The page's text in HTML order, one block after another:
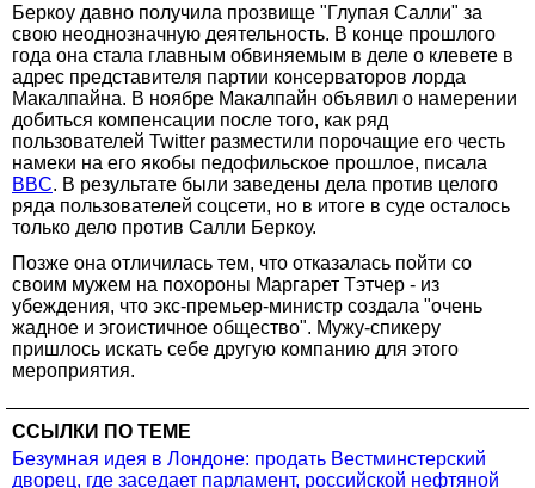
Беркоу давно получила прозвище "Глупая Салли" за
свою неоднозначную деятельность. В конце прошлого
года она стала главным обвиняемым в деле о клевете в
адрес представителя партии консерваторов лорда
Макалпайна. В ноябре Макалпайн объявил о намерении
добиться компенсации после того, как ряд
пользователей Twitter разместили порочащие его честь
намеки на его якобы педофильское прошлое, писала
BBC. В результате были заведены дела против целого
ряда пользователей соцсети, но в итоге в суде осталось
только дело против Салли Беркоу.
Позже она отличилась тем, что отказалась пойти со
своим мужем на похороны Маргарет Тэтчер - из
убеждения, что экс-премьер-министр создала "очень
жадное и эгоистичное общество". Мужу-спикеру
пришлось искать себе другую компанию для этого
мероприятия.
ССЫЛКИ ПО ТЕМЕ
Безумная идея в Лондоне: продать Вестминстерский
дворец, где заседает парламент, российской нефтяной